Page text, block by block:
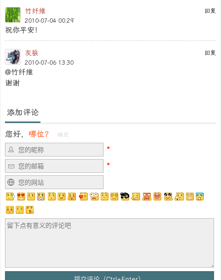
回复
竹纤维
2010-07-04 00:29
祝你平安！
回复
灰狼
2010-07-06 13:30
@竹纤维
谢谢
添加评论
您好， 哪位？ 确定